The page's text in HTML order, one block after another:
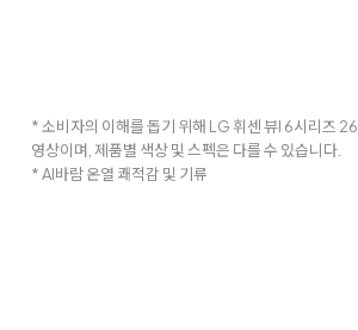
* 소비자의 이해를 돕기 위해 LG 휘센 뷰I 6시리즈
영상이며, 제품별 색상 및 스펙은 다를 수 있습니다.
* AI바람 온열 쾌적감 및 기류